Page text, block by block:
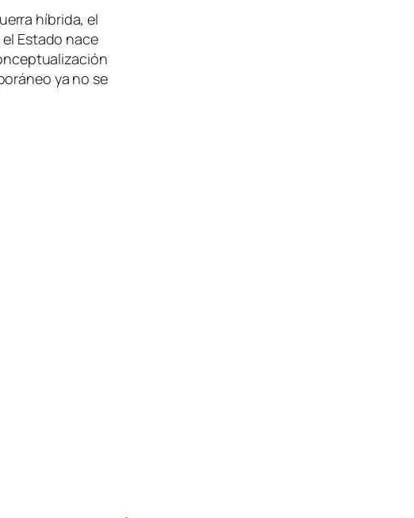
híbrida, el
Estado nace
ya no se